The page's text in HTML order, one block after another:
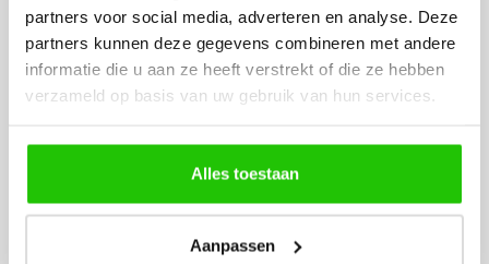
partners voor social media, adverteren en analyse. Deze
partners kunnen deze gegevens combineren met andere
informatie die u aan ze heeft verstrekt of die ze hebben
verzameld op basis van uw gebruik van hun services.
Alles toestaan
Aanpassen
MEER PRODUCTEN
UIT DE SERIE UPLED